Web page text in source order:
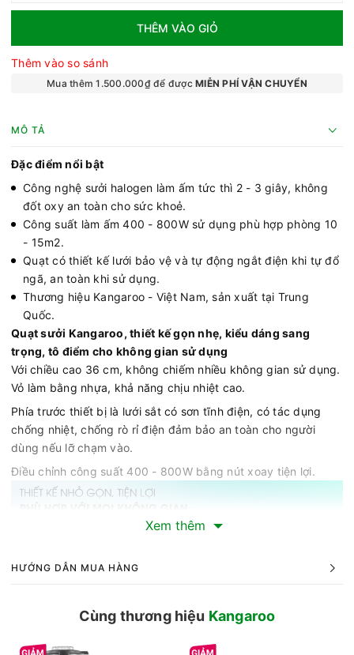
THÊM VÀO GIỎ
Thêm vào so sánh
Mua thêm 1.500.000₫ để đượcMIỄN PHÍ VẬN CHUYỂN
MÔ TẢ
Đặc điểm nổi bật
Công nghệ sưởi halogen làm ấm tức thì 2 - 3 giây, không
đốt oxy an toàn cho sức khoẻ.
Công suất làm ấm 400 - 800W sử dụng phù hợp phòng 10
- 15m2.
Quạt có thiết kế lưới bảo vệ và tự động ngắt điện khi tự đổ
ngã, an toàn khi sử dụng.
Thương hiệu Kangaroo - Việt Nam, sản xuất tại Trung
Quốc.
Quạt sưởi Kangaroo, thiết kế gọn nhẹ, kiểu dáng sang
trọng, tô điểm cho không gian sử dụng
Với chiều cao 36 cm, không chiếm nhiều không gian sử dụng.
Vỏ làm bằng nhựa, khả năng chịu nhiệt cao.
Phía trước thiết bị là lưới sắt có sơn tĩnh điện, có tác dụng
chống nhiệt, chống rò rỉ điện đảm bảo an toàn cho người
dùng nếu lỡ chạm vào.
Điều chỉnh công suất 400 - 800W bằng nút xoay tiện lợi.
Xem thêm
HƯỚNG DẪN MUA HÀNG
Cùng thương hiệu Kangaroo